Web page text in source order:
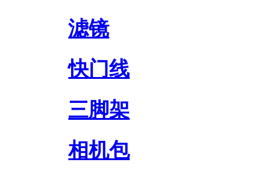
滤镜
快门线
三脚架
相机包